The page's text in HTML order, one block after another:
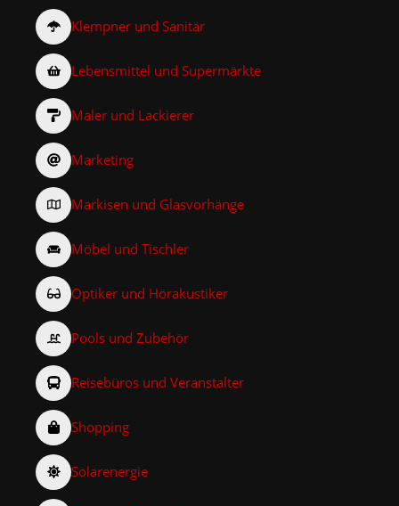
Klempner und Sanitär
Lebensmittel und Supermärkte
Maler und Lackierer
Marketing
Markisen und Glasvorhänge
Möbel und Tischler
Optiker und Hörakustiker
Pools und Zubehör
Reisebüros und Veranstalter
Shopping
Solarenergie